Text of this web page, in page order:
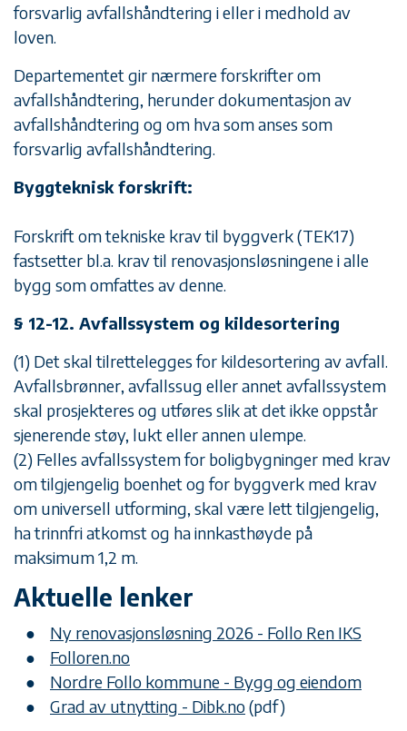
forsvarlig avfallshåndtering i eller i medhold av
loven.
Departementet gir nærmere forskrifter om
avfallshåndtering, herunder dokumentasjon av
avfallshåndtering og om hva som anses som
forsvarlig avfallshåndtering.
Byggteknisk forskrift:
Forskrift om tekniske krav til byggverk (TEK17)
fastsetter bl.a. krav til renovasjonsløsningene i alle
bygg som omfattes av denne.
§ 12-12. Avfallssystem og kildesortering
(1) Det skal tilrettelegges for kildesortering av avfall.
Avfallsbrønner, avfallssug eller annet avfallssystem
skal prosjekteres og utføres slik at det ikke oppstår
sjenerende støy, lukt eller annen ulempe.
(2) Felles avfallssystem for boligbygninger med krav
om tilgjengelig boenhet og for byggverk med krav
om universell utforming, skal være lett tilgjengelig,
ha trinnfri atkomst og ha innkasthøyde på
maksimum 1,2 m.
Aktuelle lenker
Ny renovasjonsløsning 2026 - Follo Ren IKS
Folloren.no
Nordre Follo kommune - Bygg og eiendom
Grad av utnytting - Dibk.no(pdf)